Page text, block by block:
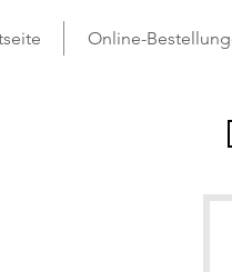
Online-